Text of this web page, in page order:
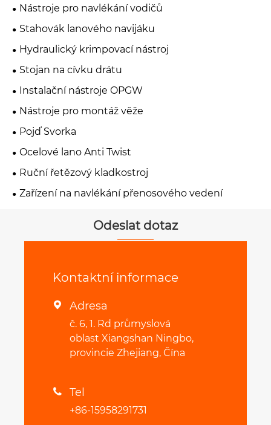
Nástroje pro navlékání vodičů
Stahovák lanového navijáku
Hydraulický krimpovací nástroj
Stojan na cívku drátu
Instalační nástroje OPGW
Nástroje pro montáž věže
Pojď Svorka
Ocelové lano Anti Twist
Ruční řetězový kladkostroj
Zařízení na navlékání přenosového vedení
Odeslat dotaz
Kontaktní informace
 Adresa
č. 6, 1. Rd průmyslová
oblast Xiangshan Ningbo,
provincie Zhejiang, Čína
 Tel
+86-15958291731